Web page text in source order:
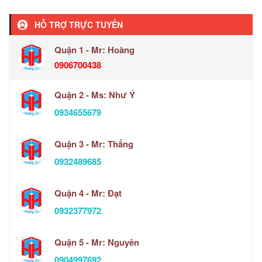
HỖ TRỢ TRỰC TUYẾN
Quận 1 - Mr: Hoàng
0906700438
Quận 2 - Ms: Như Ý
0934655679
Quận 3 - Mr: Thắng
0932489685
Quận 4 - Mr: Đạt
0932377972
Quận 5 - Mr: Nguyên